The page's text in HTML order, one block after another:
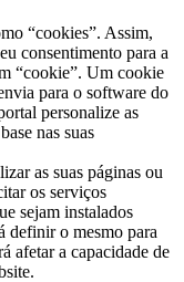
“cookies”. Assim,
consentimento para a
“cookie”. Um cookie
para o software do
personalize as
nas suas
as suas páginas ou
os serviços
sejam instalados
definir o mesmo para
afetar a capacidade de